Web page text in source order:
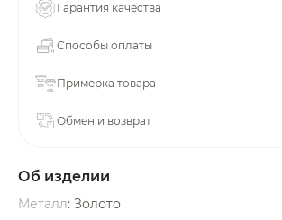
Гарантия качества
Способы оплаты
Примерка товара
Обмен и возврат
Об изделии
Металл: Золото
недели